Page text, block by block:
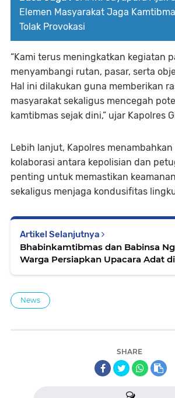
Elemen Masyarakat Jaga
Tolak Provokasi
“Kami terus meningkatkan kegiatan
menyambangi rutan, pasar, serta
Hal ini dilakukan guna memberikan
masyarakat sekaligus mencegah
kamtibmas sejak dini,” ujar Kapolres
Lebih lanjut, Kapolres
kolaborasi antara kepolisian dan
penting untuk memastikan
sekaligus menjaga kondusifitas
Artikel Selanjutnya
Bhabinkamtibmas dan Babinsa
Warga Persiapkan Upacara Adat
News
SHARE